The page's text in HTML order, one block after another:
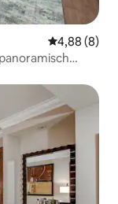
Gemiddelde
4,88 (8)